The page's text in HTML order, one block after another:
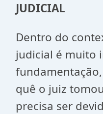
JUDICIAL
Dentro do
judicial é muito
quê o juiz
precisa ser